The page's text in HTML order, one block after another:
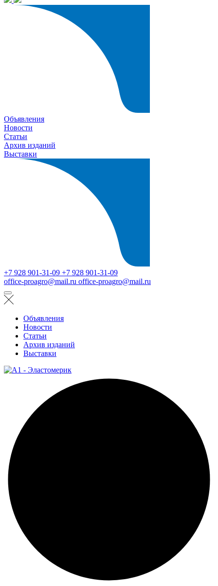
Объявления
Новости
Статьи
Архив изданий
Выставки
+7 928 901-31-09 +7 928 901-31-09
office-proagro@mail.ru office-proagro@mail.ru
Объявления
Новости
Статьи
Архив изданий
Выставки